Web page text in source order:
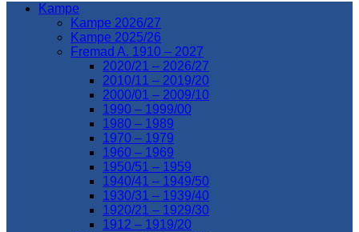
Kampe
Kampe 2026/27
Kampe 2025/26
Fremad A. 1910 – 2027
2020/21 – 2026/27
2010/11 – 2019/20
2000/01 – 2009/10
1990 – 1999/00
1980 – 1989
1970 – 1979
1960 – 1969
1950/51 – 1959
1940/41 – 1949/50
1930/31 – 1939/40
1920/21 – 1929/30
1912 – 1919/20